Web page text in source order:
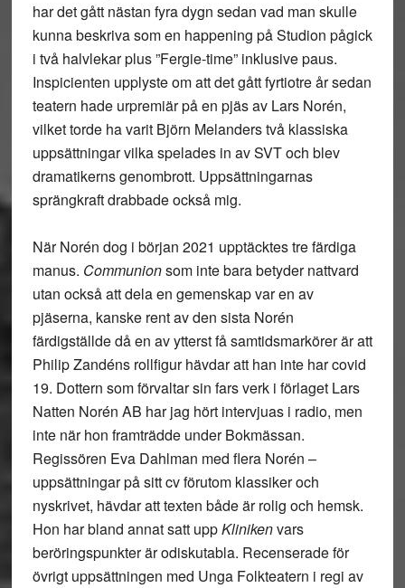
har det gått nästan fyra dygn sedan vad man skulle
kunna beskriva som en happening på Studion pågick
i två halvlekar plus ”Fergie-time” inklusive paus.
Inspicienten upplyste om att det gått fyrtiotre år sedan
teatern hade urpremiär på en pjäs av Lars Norén,
vilket torde ha varit Björn Melanders två klassiska
uppsättningar vilka spelades in av SVT och blev
dramatikerns genombrott. Uppsättningarnas
sprängkraft drabbade också mig.
När Norén dog i början 2021 upptäcktes tre färdiga
manus. Communionsom inte bara betyder nattvard
utan också att dela en gemenskap var en av
pjäserna, kanske rent av den sista Norén
färdigställde då en av ytterst få samtidsmarkörer är att
Philip Zandéns rollfigur hävdar att han inte har covid
19. Dottern som förvaltar sin fars verk i förlaget Lars
Natten Norén AB har jag hört intervjuas i radio, men
inte när hon framträdde under Bokmässan.
Regissören Eva Dahlman med flera Norén –
uppsättningar på sitt cv förutom klassiker och
nyskrivet, hävdar att texten både är rolig och hemsk.
Hon har bland annat satt uppKlinikenvars
beröringspunkter är odiskutabla. Recenserade för
övrigt uppsättningen med Unga Folkteatern i regi av